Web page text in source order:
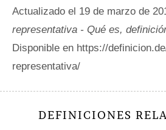
Actualizado el 19 de marzo de
representativa - Qué es,
Disponible en https://
representativa/
DEFINICIONES